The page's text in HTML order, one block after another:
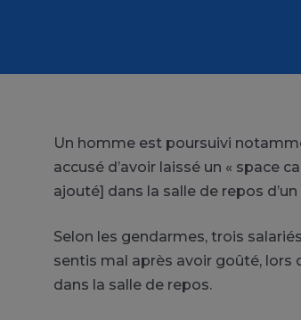
Un homme est poursuivi
accusé d’avoir laissé un « space
ajouté] dans la salle de repos
Selon les gendarmes, trois
sentis mal après avoir goûté, lors
dans la salle de repos.